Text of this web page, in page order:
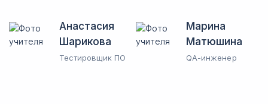
Анастасия
Шарикова
Тестировщик ПО
Марина
Матюшина
QA-инженер